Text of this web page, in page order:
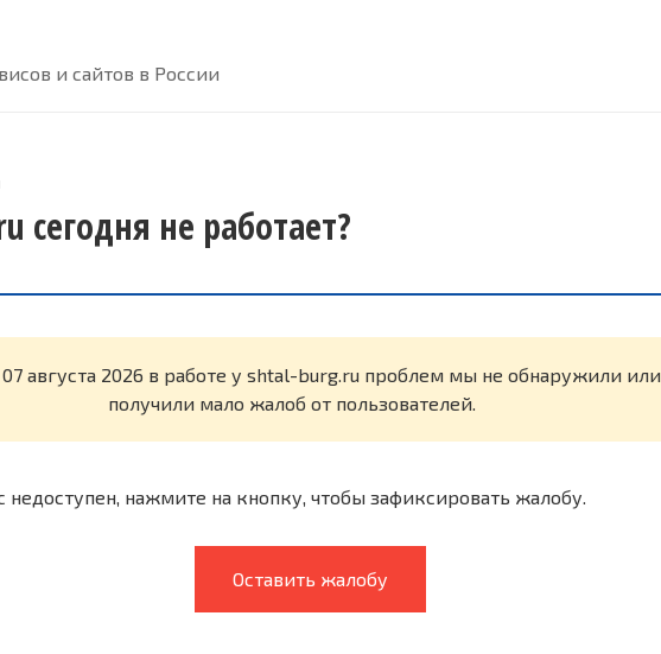
и сайтов в России
сегодня не работает?
07 августа 2026 в работе у shtal-burg.ru проблем мы не обнаружили или
получили мало жалоб от пользователей.
недоступен, нажмите на кнопку, чтобы зафиксировать жалобу.
Оставить жалобу